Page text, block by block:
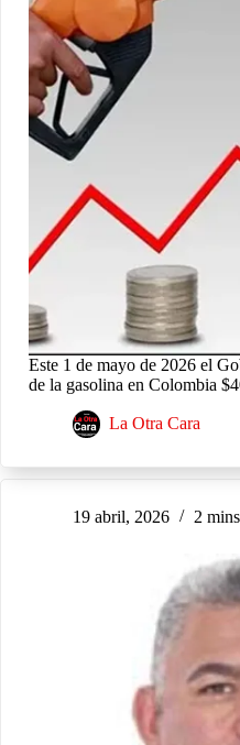
Este 1 de mayo de 2026 el
de la gasolina en Colombia
La Otra Cara
19 abril, 2026 2 mins